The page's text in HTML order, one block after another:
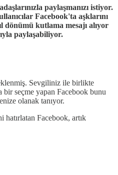
paylaşmanızı istiyor.
Facebook'ta aşklarını
kutlama mesajı alıyor
paylaşabiliyor.
Sevgiliniz ile birlikte
seçme yapan Facebook bunu
olanak tanıyor.
hatırlatan Facebook, artık